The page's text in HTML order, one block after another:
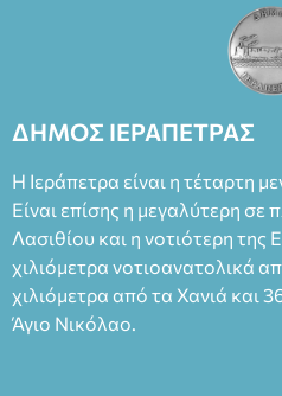
ΔΗΜΟΣ ΙΕΡΑΠΕΤΡΑΣ
Η Ιεράπετρα είναι η τέταρτη
Είναι επίσης η μεγαλύτερη
Λασιθίου και η νοτιότερη της
χιλιόμετρα νοτιοανατολικά
χιλιόμετρα από τα Χανιά και
Άγιο Νικόλαο.